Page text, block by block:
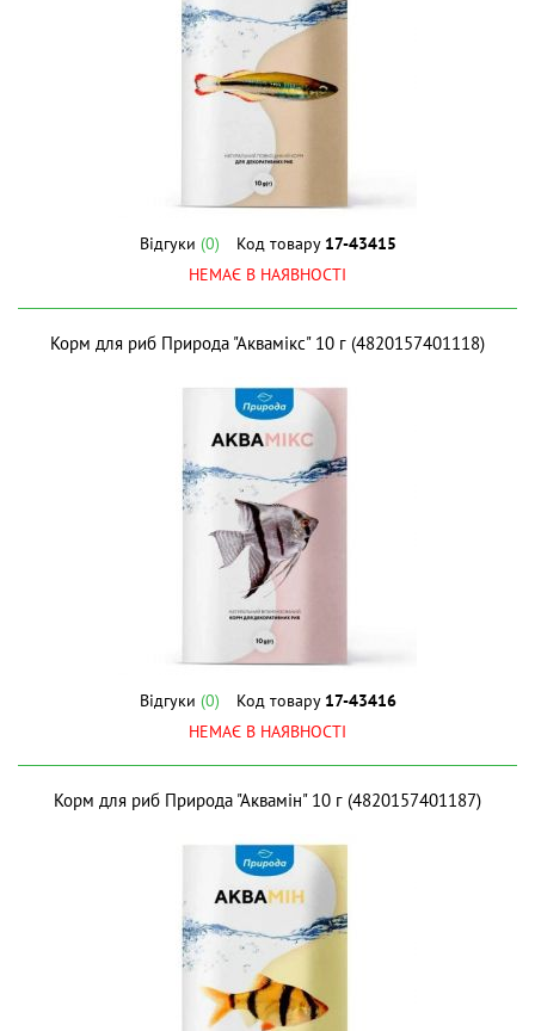
Відгуки (0) Код товару 17-43415
НЕМАЄ В НАЯВНОСТІ
Корм для риб Природа "Аквамікс" 10 г (4820157401118)
Відгуки (0) Код товару 17-43416
НЕМАЄ В НАЯВНОСТІ
Корм для риб Природа "Аквамін" 10 г (4820157401187)